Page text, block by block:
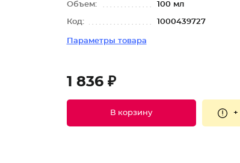
Объем: 100 мл
Код: 1000439727
Параметры товара
1 836 ₽
В корзину +